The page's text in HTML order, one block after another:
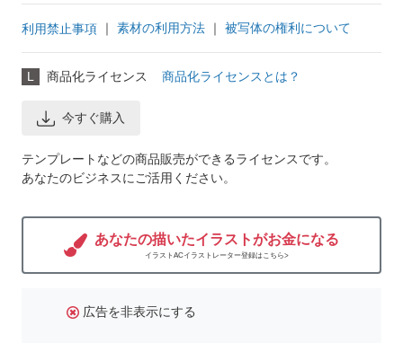
利用禁止事項 ｜ 素材の利用方法 ｜ 被写体の権利について
L 商品化ライセンス 商品化ライセンスとは？
今すぐ購入
テンプレートなどの商品販売ができるライセンスです。
あなたのビジネスにご活用ください。
あなたの描いたイラストがお金になる
イラストACイラストレーター登録はこちら>
広告を非表示にする